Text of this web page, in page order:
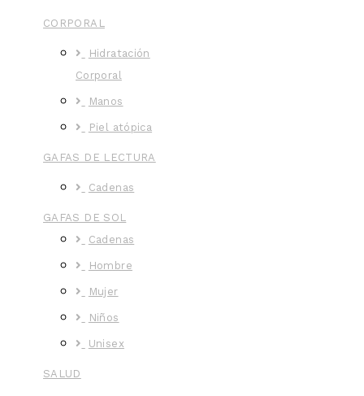
CORPORAL
Hidratación
Corporal
Manos
Piel atópica
GAFAS DE LECTURA
Cadenas
GAFAS DE SOL
Cadenas
Hombre
Mujer
Niños
Unisex
SALUD